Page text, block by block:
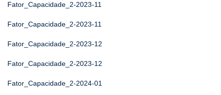
Fator_Capacidade_2-2023-11
Fator_Capacidade_2-2023-11
Fator_Capacidade_2-2023-12
Fator_Capacidade_2-2023-12
Fator_Capacidade_2-2024-01